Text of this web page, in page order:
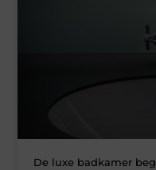
De luxe badkamer